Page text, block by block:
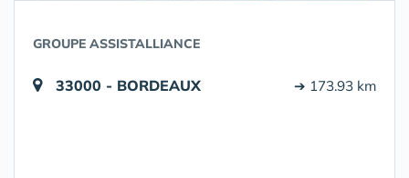
GROUPE ASSISTALLIANCE
33000 - BORDEAUX ➔ 173.93 km